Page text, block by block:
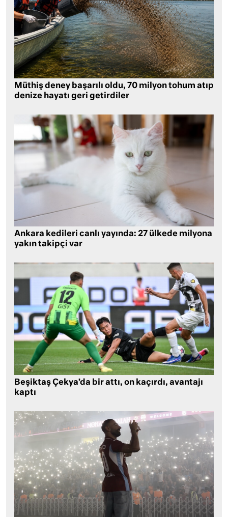
Müthiş deney başarılı oldu, 70 milyon tohum atıp
denize hayatı geri getirdiler
Ankara kedileri canlı yayında: 27 ülkede milyona
yakın takipçi var
Beşiktaş Çekya’da bir attı, on kaçırdı, avantajı
kaptı